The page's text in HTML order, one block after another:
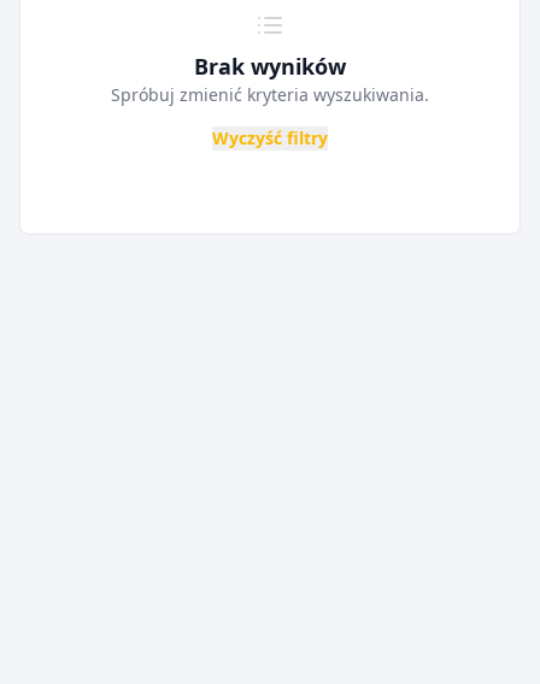
Brak wyników
Spróbuj zmienić kryteria wyszukiwania.
Wyczyść filtry